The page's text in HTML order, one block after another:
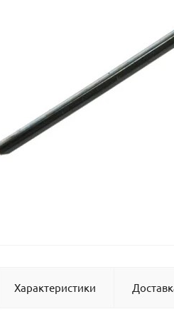
Характеристики